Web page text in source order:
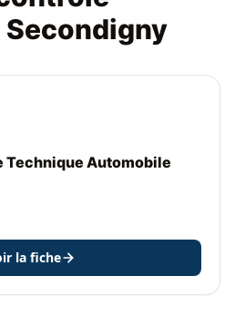
Automobile
la fiche